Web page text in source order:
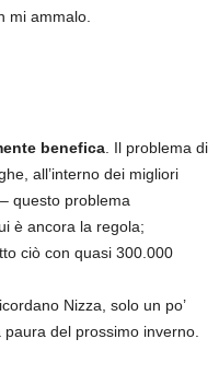
mi ammalo.
benefica. Il problema di
all’interno dei migliori
questo problema
è ancora la regola;
ciò con quasi 300.000
Nizza, solo un po’
del prossimo inverno.